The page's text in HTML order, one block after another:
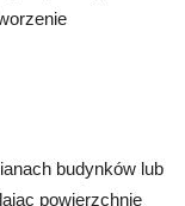
budynków lub
powierzchnię